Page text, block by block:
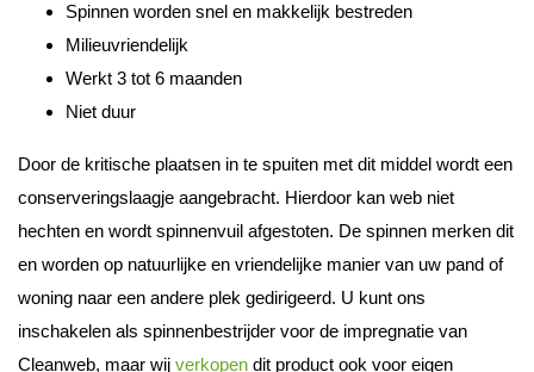
Spinnen worden snel en makkelijk bestreden
Milieuvriendelijk
Werkt 3 tot 6 maanden
Niet duur
Door de kritische plaatsen in te spuiten met dit middel wordt een
conserveringslaagje aangebracht. Hierdoor kan web niet
hechten en wordt spinnenvuil afgestoten. De spinnen merken dit
en worden op natuurlijke en vriendelijke manier van uw pand of
woning naar een andere plek gedirigeerd. U kunt ons
inschakelen als spinnenbestrijder voor de impregnatie van
Cleanweb, maar wij verkopen dit product ook voor eigen